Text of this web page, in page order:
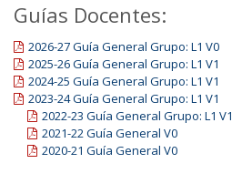
Guías Docentes:
2026-27 Guía General Grupo: L1 V0
2025-26 Guía General Grupo: L1 V1
2024-25 Guía General Grupo: L1 V1
2023-24 Guía General Grupo: L1 V1
2022-23 Guía General Grupo: L1 V1
2021-22 Guía General V0
2020-21 Guía General V0